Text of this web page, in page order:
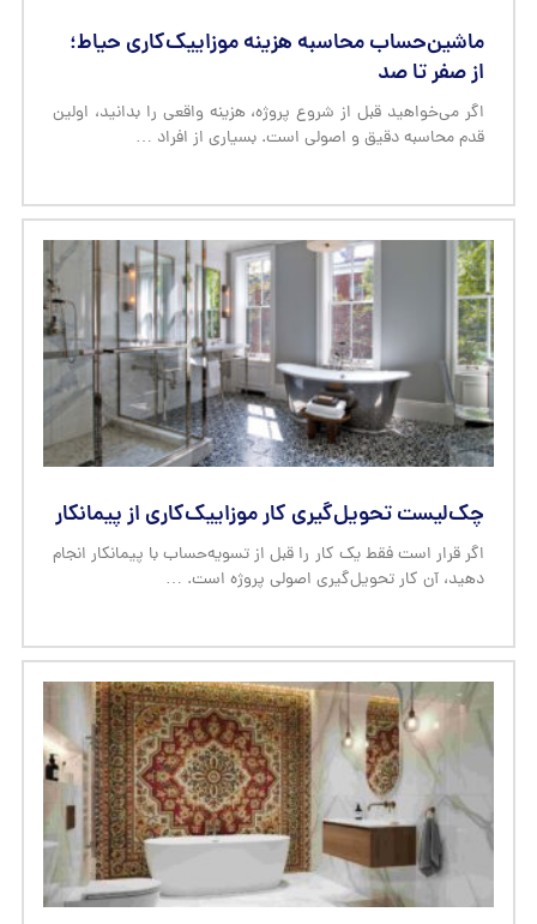
ماشین‌حساب محاسبه هزینه موزاییک‌کاری حیاط؛
از صفر تا صد
اگر می‌خواهید قبل از شروع پروژه، هزینه واقعی را بدانید، اولین
قدم محاسبه دقیق و اصولی است. بسیاری از افراد …
چک‌لیست تحویل‌گیری کار موزاییک‌کاری از پیمانکار
اگر قرار است فقط یک کار را قبل از تسویه‌حساب با پیمانکار انجام
دهید، آن کار تحویل‌گیری اصولی پروژه است. …